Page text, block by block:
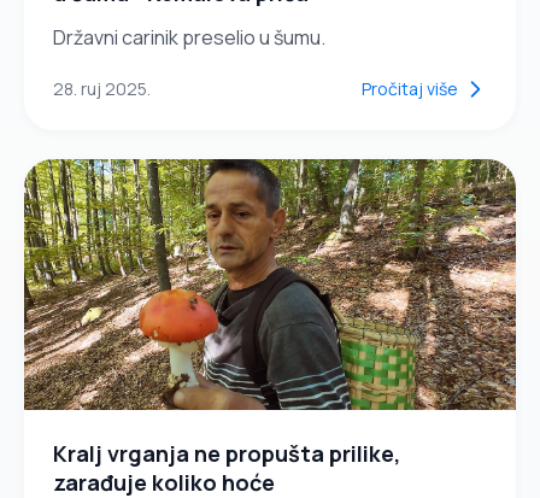
Državni carinik preselio u šumu.
28. ruj 2025. Pročitaj više
Kralj vrganja ne propušta prilike,
zarađuje koliko hoće